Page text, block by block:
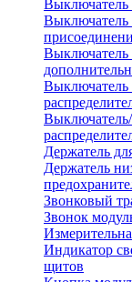
Выключатель
Выключатель
Выключатель
Выключатель
Держатель
Держатель
Звонковый
Звонок
Индикатор
щитов